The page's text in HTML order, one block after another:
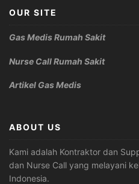
OUR SITE
Gas Medis Rumah Sakit
Nurse Call Rumah Sakit
Artikel Gas Medis
ABOUT US
Kami adalah Kontraktor dan
dan Nurse Call yang melayani
Indonesia.